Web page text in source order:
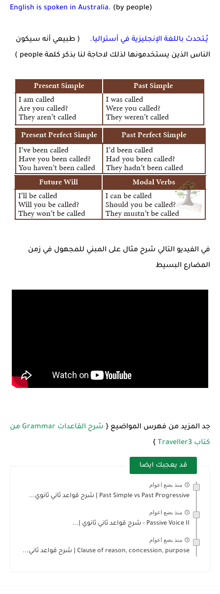
English is spoken in Australia. (by people)
يُـتحدث باللغة الإنجليزية في أستراليا.
( طبيعي أنه سيكون
الناس الذين يستخدمونها لذلك لاحاجة لنا بذكر كلمة people )
في الفيديو التالي شرح مثال على المبني للمجهول في زمن
المضارع البسيط
جد المزيد من فهرس المواضيع {
شرح القاعدات Grammar من
كتاب Traveller3
}
قد يعجبك ايضا
منذ بضع اعوام
Past Simple vs Past Progressive | شرح قواعد ثاني ثانوي...
منذ بضع اعوام
Passive Voice II - شرح قواعد ثاني ثانوي |...
منذ بضع اعوام
Clause of reason, concession, purpose | شرح قواعد ثاني...